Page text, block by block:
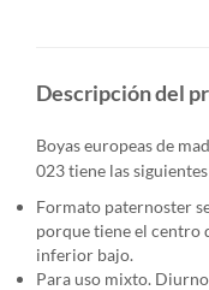
Descripción del
Boyas europeas de
023 tiene las
Formato paternoster
porque tiene el centro
inferior bajo.
Para uso mixto.